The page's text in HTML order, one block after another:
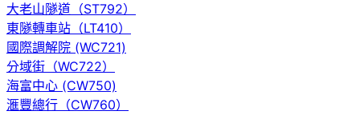
大老山隧道（ST792）
東隧轉車站（LT410）
國際調解院 (WC721)
分域街（WC722）
海富中心 (CW750)
滙豐總行（CW760）